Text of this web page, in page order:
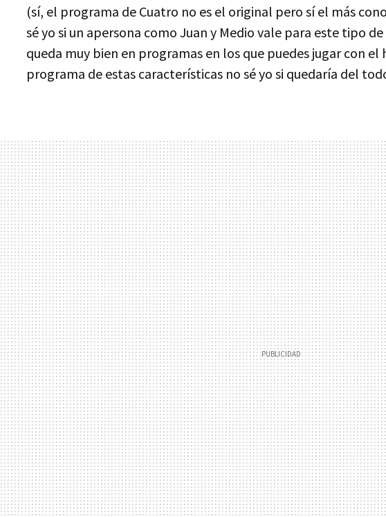
(sí, el programa de Cuatro no es el original pero sí el más
sé yo si un apersona como Juan y Medio vale para este tipo
queda muy bien en programas en los que puedes jugar con el
programa de estas características no sé yo si quedaría del